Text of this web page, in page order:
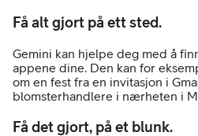
Få alt gjort på ett sted.
Gemini kan hjelpe deg med å
appene dine. Den kan for
om en fest fra en invitasjon i
blomsterhandlere i nærheten i
Få det gjort, på et blunk.